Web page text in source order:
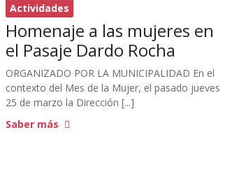
Actividades
Homenaje a las mujeres en
el Pasaje Dardo Rocha
ORGANIZADO POR LA MUNICIPALIDAD En el
contexto del Mes de la Mujer, el pasado jueves
25 de marzo la Dirección [...]
Saber más